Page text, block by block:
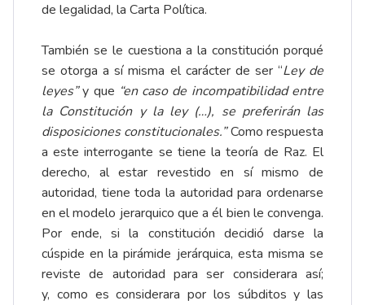
de legalidad, la Carta Política.
También se le cuestiona a la constitución porqué
se otorga a sí misma el carácter de ser “Ley de
leyes”y que “en caso de incompatibilidad entre
la Constitución y la ley (…), se preferirán las
disposiciones constitucionales.”Como respuesta
a este interrogante se tiene la teoría de Raz. El
derecho, al estar revestido en sí mismo de
autoridad, tiene toda la autoridad para ordenarse
en el modelo jerarquico que a él bien le convenga.
Por ende, si la constitución decidió darse la
cúspide en la pirámide jerárquica, esta misma se
reviste de autoridad para ser considerara así;
y, como es considerara por los súbditos y las